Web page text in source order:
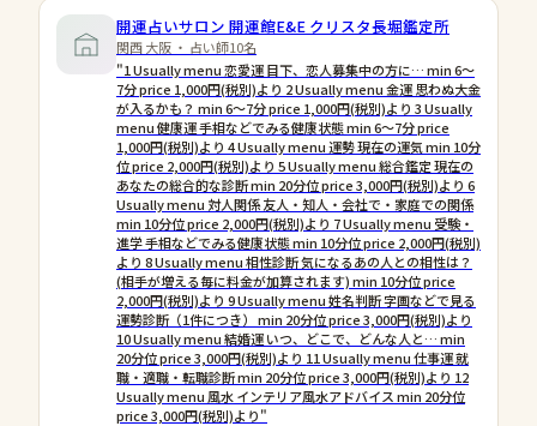
開運占いサロン 開運館E&E クリスタ長堀鑑定所
関西 大阪 ・ 占い師10名
"1 Usually menu 恋愛運 目下、恋人募集中の方に… min 6〜
7分 price 1,000円(税別)より 2 Usually menu 金運 思わぬ大金
が入るかも？ min 6〜7分 price 1,000円(税別)より 3 Usually
menu 健康運 手相などでみる健康状態 min 6〜7分 price
1,000円(税別)より 4 Usually menu 運勢 現在の運気 min 10分
位 price 2,000円(税別)より 5 Usually menu 総合鑑定 現在の
あなたの総合的な診断 min 20分位 price 3,000円(税別)より 6
Usually menu 対人関係 友人・知人・会社で・家庭での関係
min 10分位 price 2,000円(税別)より 7 Usually menu 受験・
進学 手相などでみる健康状態 min 10分位 price 2,000円(税別)
より 8 Usually menu 相性診断 気になるあの人との相性は？
(相手が増える毎に料金が加算されます) min 10分位 price
2,000円(税別)より 9 Usually menu 姓名判断 字画などで見る
運勢診断（1件につき） min 20分位 price 3,000円(税別)より
10 Usually menu 結婚運 いつ、どこで、どんな人と… min
20分位 price 3,000円(税別)より 11 Usually menu 仕事運 就
職・適職・転職診断 min 20分位 price 3,000円(税別)より 12
Usually menu 風水 インテリア風水アドバイス min 20分位
price 3,000円(税別)より"